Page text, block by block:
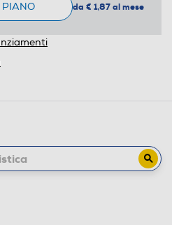
PIANO da € 1,87 al mese